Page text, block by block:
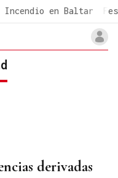
Incendio en Baltar
derivadas